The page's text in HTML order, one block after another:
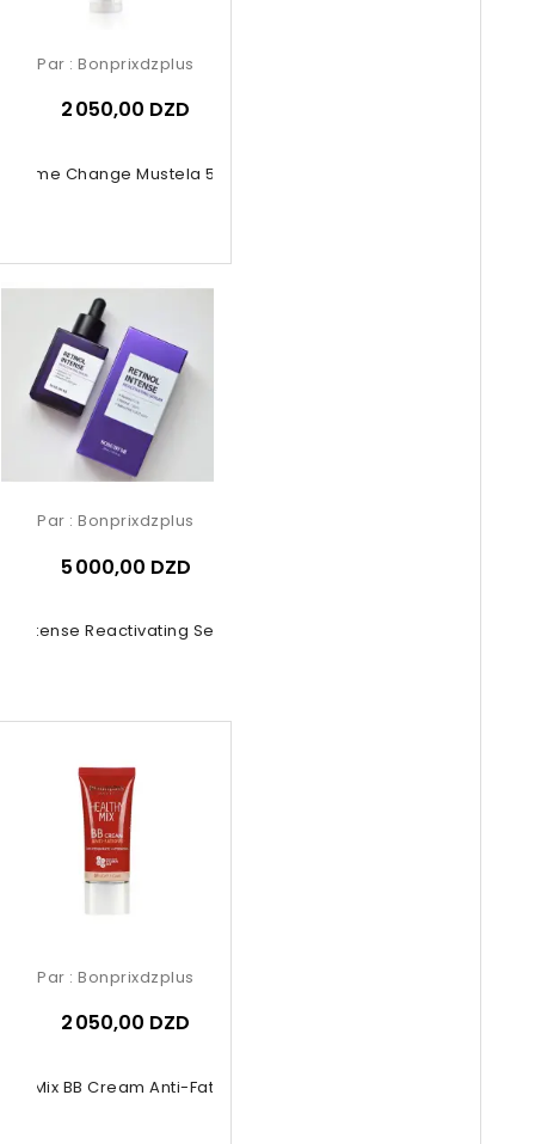
Crème Change Mustela 50ml
Par : Bonprixdzplus
2 050,00 DZD
Intense Reactivating Serum 30ml
Par : Bonprixdzplus
5 000,00 DZD
Mix BB Cream Anti-Fatigue 01...
Par : Bonprixdzplus
2 050,00 DZD